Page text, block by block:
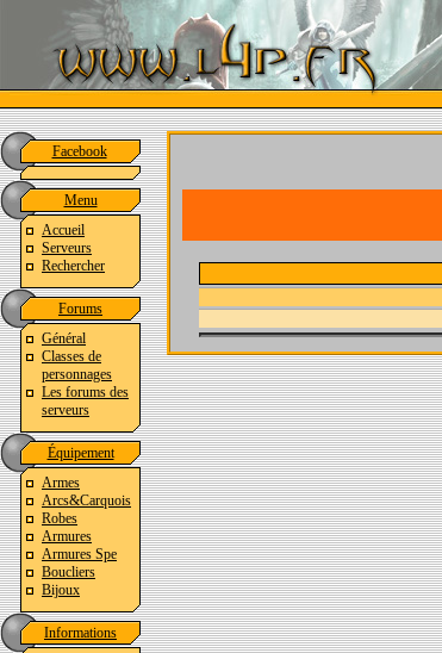
Facebook
Menu
Accueil
Serveurs
Rechercher
Forums
Général
Classes de
personnages
Les forums des
serveurs
Équipement
Armes
Arcs&Carquois
Robes
Armures
Armures Spe
Boucliers
Bijoux
Informations